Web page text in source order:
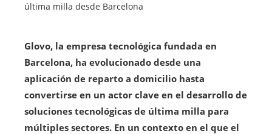
última milla desde Barcelona
Glovo, la empresa tecnológica fundada en
Barcelona, ha evolucionado desde una
aplicación de reparto a domicilio hasta
convertirse en un actor clave en el desarrollo de
soluciones tecnológicas de última milla para
múltiples sectores. En un contexto en el que el